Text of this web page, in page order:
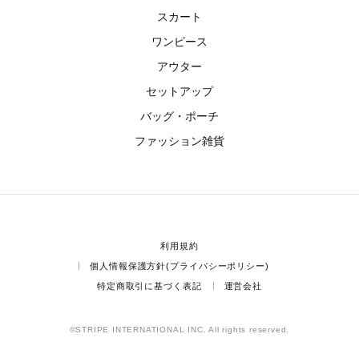
スカート
ワンピース
アウター
セットアップ
バッグ・ポーチ
ファッション雑貨
利用規約
個人情報保護方針(プライバシーポリシー)
特定商取引に基づく表記 運営会社
©STRIPE INTERNATIONAL INC. All rights reserved.